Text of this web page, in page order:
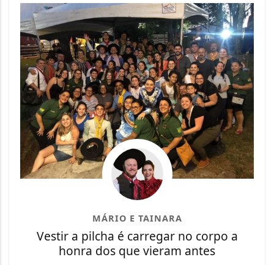
MÁRIO E TAINARA
Vestir a pilcha é carregar no corpo a
honra dos que vieram antes